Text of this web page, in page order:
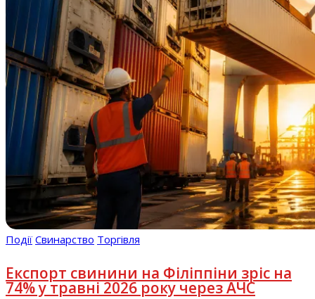
Події Свинарство Торгівля
Експорт свинини на Філіппіни зріс на
74% у травні 2026 року через АЧС